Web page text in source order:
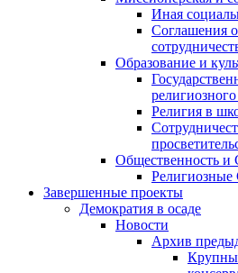
Иная
Соглашения
Образование и
Религия в
Общественность
Завершенные проекты
Демократия в осаде
Новости
Архив